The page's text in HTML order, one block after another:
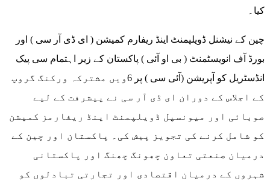
کیا۔
چین کے نیشنل ڈویلپمنٹ اینڈ ریفارم کمیشن ( ای ڈی آر سی ) اور
بورڈ آف انویسٹمنٹ ( بی او آئی ) پاکستان کے زیر اہتمام سی پیک
انڈسٹریل کو آپریشن (آئی سی ) پر 6ویں مشترکہ ورکنگ گروپ
کے اجلاس کے دوران ای ڈی آر سی نے پیشرفت کے لیے
صوبائی اور میونسپل ڈویلپمنٹ اینڈ ریفارمز کمیشن
کو شامل کرنے کی تجویز پیش کی۔ پاکستان اور چین کے
درمیان صنعتی تعاون چھونگ چھنگ اور پاکستانی
شہروں کے درمیان اقتصادی اور تجارتی تبادلوں کو